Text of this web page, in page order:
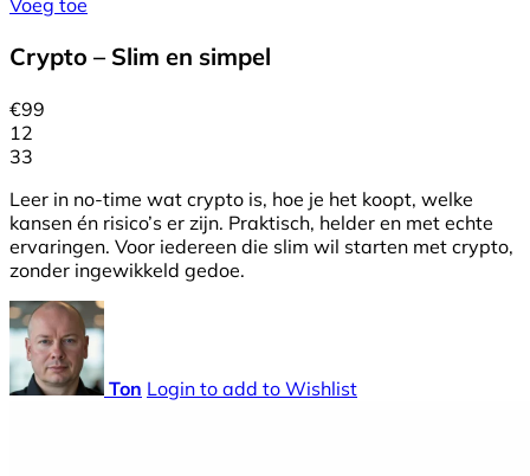
Voeg toe
Crypto – Slim en simpel
€99
12
33
Leer in no-time wat crypto is, hoe je het koopt, welke
kansen én risico’s er zijn. Praktisch, helder en met echte
ervaringen. Voor iedereen die slim wil starten met crypto,
zonder ingewikkeld gedoe.
Ton Login to add to Wishlist